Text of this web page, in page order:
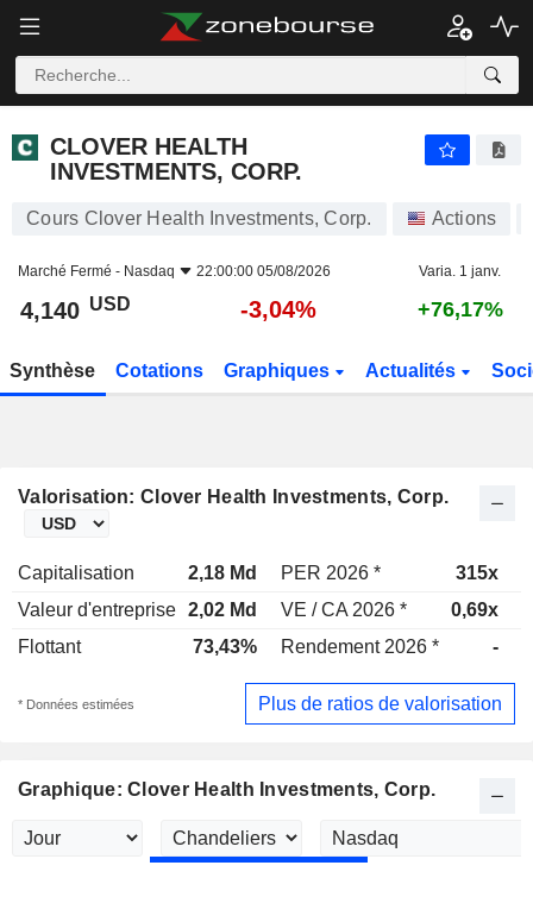
CLOVER HEALTH
INVESTMENTS, CORP.
Cours Clover Health Investments, Corp. Actions
Marché Fermé - Nasdaq 22:00:00 05/08/2026 Varia. 1 janv.
4,140 USD -3,04% +76,17%
Synthèse Cotations Graphiques Actualités
Valorisation: Clover Health Investments, Corp.
Capitalisation 2,18 Md PER 2026 * 315x
Valeur d'entreprise 2,02 Md VE / CA 2026 * 0,69x
Flottant
73,43% Rendement 2026 * -
* Données estimées Plus de ratios de valorisation
Graphique: Clover Health Investments, Corp.